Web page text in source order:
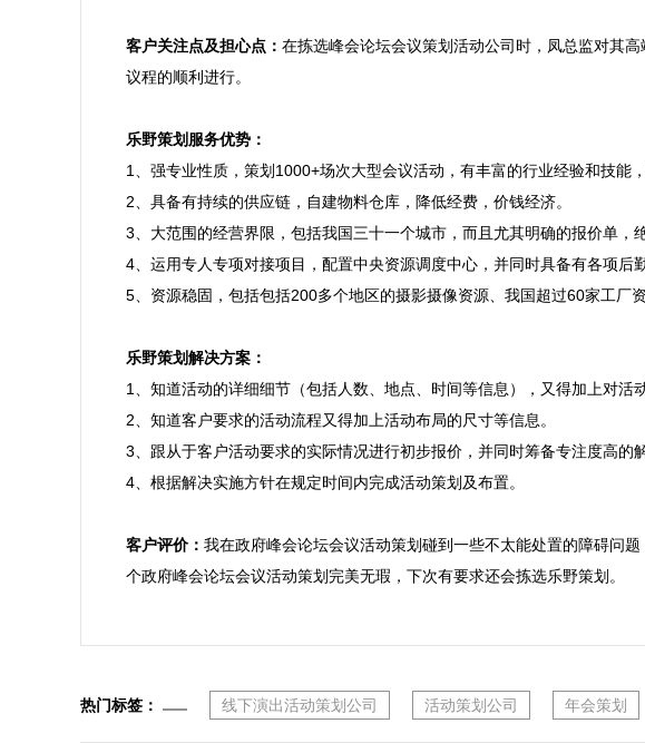
客户关注点及担心点： 在拣选峰会论坛会议策划活动公司时，凤总监对其
议程的顺利进行。
乐野策划服务优势：
1、强专业性质，策划1000+场次大型会议活动，有丰富的行业经验和技能
2、具备有持续的供应链，自建物料仓库，降低经费，价钱经济。
3、大范围的经营界限，包括我国三十一个城市，而且尤其明确的报价单，
4、运用专人专项对接项目，配置中央资源调度中心，并同时具备有各项后
5、资源稳固，包括包括200多个地区的摄影摄像资源、我国超过60家工厂
乐野策划解决方案：
1、知道活动的详细细节（包括人数、地点、时间等信息），又得加上对活
2、知道客户要求的活动流程又得加上活动布局的尺寸等信息。
3、跟从于客户活动要求的实际情况进行初步报价，并同时筹备专注度高的
4、根据解决实施方针在规定时间内完成活动策划及布置。
客户评价： 我在政府峰会论坛会议活动策划碰到一些不太能处置的障碍问
个政府峰会论坛会议活动策划完美无瑕，下次有要求还会拣选乐野策划。
热门标签： 线下演出活动策划公司 活动策划公司 年会策划